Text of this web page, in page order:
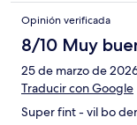
Opinión verificada
8/10 Muy
25 de marzo de
Traducir con Google
Super fint - vil bo